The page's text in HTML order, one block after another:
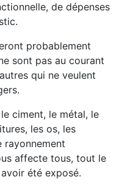
de dépenses
probablement
sont pas au courant
qui ne veulent
ciment, le métal, le
les os, les
rayonnement
affecte tous, tout le
été exposé.